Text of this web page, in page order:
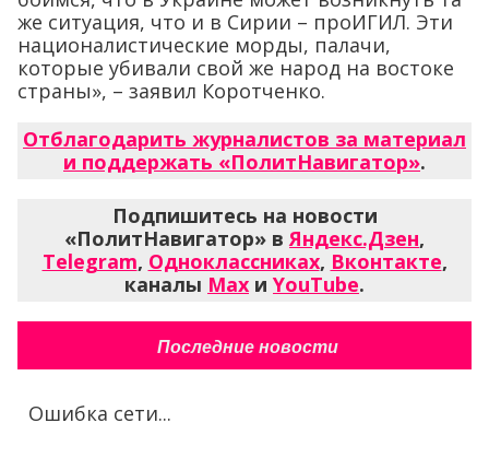
же ситуация, что и в Сирии – проИГИЛ. Эти
националистические морды, палачи,
которые убивали свой же народ на востоке
страны», – заявил Коротченко.
Отблагодарить журналистов за материал
и поддержать «ПолитНавигатор».
Подпишитесь на новости
«ПолитНавигатор» вЯндекс.Дзен,
Telegram, Одноклассниках, Вконтакте,
каналы Max и YouTube.
Последние новости
Ошибка сети...